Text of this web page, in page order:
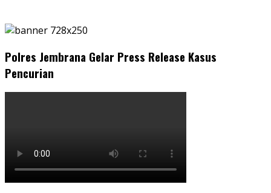
Polres Jembrana Gelar Press Release Kasus
Pencurian